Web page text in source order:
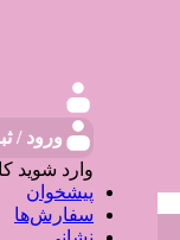
ورود /
وارد شوید
پیشخوان
سفارش‌ها